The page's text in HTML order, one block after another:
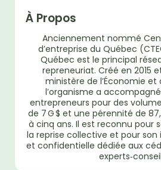
À Propos
Anciennement nommé
d’entreprise du Québec
Québec est le principal
repreneuriat. Créé en 2015
ministère de l’Économie et
l’organisme a
entrepreneurs pour des
de 7 G $ et une pérennité de
à cinq ans. Il est reconnu pour
la reprise collective et pour
et confidentielle dédiée aux